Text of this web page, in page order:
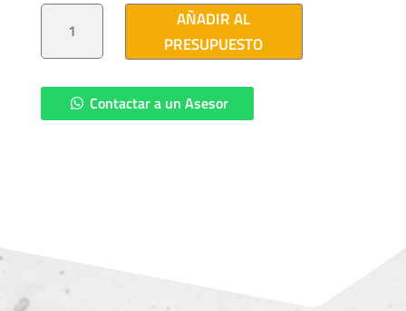
FUSIBLE
CODO
15KV
AÑADIR AL
PRESUPUESTO
Contactar a un Asesor